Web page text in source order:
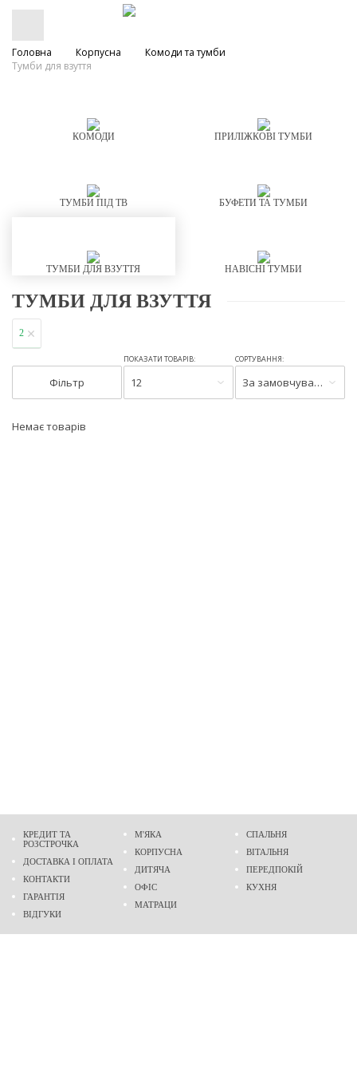
Головна Корпусна
Комоди та тумби
Тумби для взуття
КОМОДИ ПРИЛІЖКОВІ ТУМБИ
ТУМБИ ПІД ТВ БУФЕТИ ТА ТУМБИ
ТУМБИ ДЛЯ ВЗУТТЯ НАВІСНІ ТУМБИ
ТУМБИ ДЛЯ ВЗУТТЯ
2
Фільтр
ПОКАЗАТИ ТОВАРІВ:
12
СОРТУВАННЯ:
За замовчуванням
Немає товарів
КРЕДИТ ТА
РОЗСТРОЧКА
ДОСТАВКА І ОПЛАТА
КОНТАКТИ
ГАРАНТІЯ
ВІДГУКИ
М'ЯКА
КОРПУСНА
ДИТЯЧА
ОФІС
МАТРАЦИ
СПАЛЬНЯ
ВІТАЛЬНЯ
ПЕРЕДПОКІЙ
КУХНЯ